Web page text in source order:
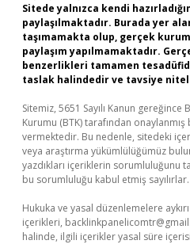
Sitede yalnızca kendi
paylaşılmaktadır. Burada yer
taşımamakta olup, gerçek
paylaşım yapılmamaktadır.
benzerlikleri tamamen
taslak halindedir ve tavsiye
Sitemiz, 5651 Sayılı Kanun
Kurumu (BTK) tarafından
vermektedir. Bu nedenle, sitedeki
veya araştırma yükümlülüğümüz
yazdıkları içeriklerin sorumluluğunu
bu sorumluluğu kabul etmiş sayılırlar.
Hukuka ve yasal düzenlemelere
içerikleri,
halinde, ilgili içerikler yasal süre